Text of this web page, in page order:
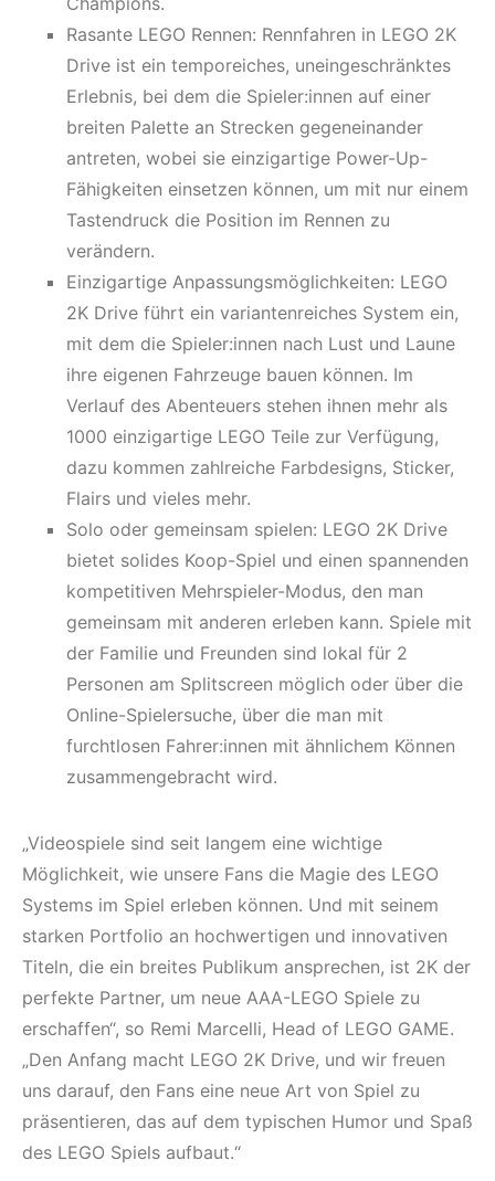
Rasante LEGO Rennen: Rennfahren in LEGO 2K
Drive ist ein temporeiches, uneingeschränktes
Erlebnis, bei dem die Spieler:innen auf einer
breiten Palette an Strecken gegeneinander
antreten, wobei sie einzigartige Power-Up-
Fähigkeiten einsetzen können, um mit nur einem
Tastendruck die Position im Rennen zu
verändern.
Einzigartige Anpassungsmöglichkeiten: LEGO
2K Drive führt ein variantenreiches System ein,
mit dem die Spieler:innen nach Lust und Laune
ihre eigenen Fahrzeuge bauen können. Im
Verlauf des Abenteuers stehen ihnen mehr als
1000 einzigartige LEGO Teile zur Verfügung,
dazu kommen zahlreiche Farbdesigns, Sticker,
Flairs und vieles mehr.
Solo oder gemeinsam spielen: LEGO 2K Drive
bietet solides Koop-Spiel und einen spannenden
kompetitiven Mehrspieler-Modus, den man
gemeinsam mit anderen erleben kann. Spiele mit
der Familie und Freunden sind lokal für 2
Personen am Splitscreen möglich oder über die
Online-Spielersuche, über die man mit
furchtlosen Fahrer:innen mit ähnlichem Können
zusammengebracht wird.
„Videospiele sind seit langem eine wichtige
Möglichkeit, wie unsere Fans die Magie des LEGO
Systems im Spiel erleben können. Und mit seinem
starken Portfolio an hochwertigen und innovativen
Titeln, die ein breites Publikum ansprechen, ist 2K der
perfekte Partner, um neue AAA-LEGO Spiele zu
erschaffen“, so Remi Marcelli, Head of LEGO GAME.
„Den Anfang macht LEGO 2K Drive, und wir freuen
uns darauf, den Fans eine neue Art von Spiel zu
präsentieren, das auf dem typischen Humor und Spaß
des LEGO Spiels aufbaut.“